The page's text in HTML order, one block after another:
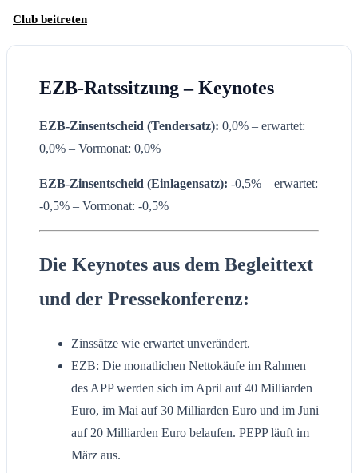
Club beitreten
EZB-Ratssitzung – Keynotes
EZB-Zinsentscheid (Tendersatz): 0,0% – erwartet:
0,0% – Vormonat: 0,0%
EZB-Zinsentscheid (Einlagensatz): -0,5% – erwartet:
-0,5% – Vormonat: -0,5%
Die Keynotes aus dem Begleittext
und der Pressekonferenz:
Zinssätze wie erwartet unverändert.
EZB: Die monatlichen Nettokäufe im Rahmen
des APP werden sich im April auf 40 Milliarden
Euro, im Mai auf 30 Milliarden Euro und im Juni
auf 20 Milliarden Euro belaufen. PEPP läuft im
März aus.